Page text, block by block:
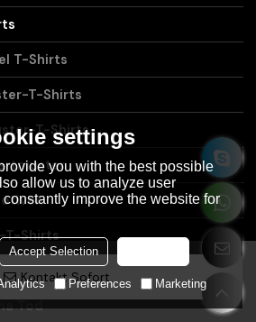
Kontakt Sofort
T-Shirts
T-Shirts
T-Shirts
T-Shirts
Tod
settings
you with the best possible
allow us to analyze user
improve the website for
Accept Selection
Preferences Marketing